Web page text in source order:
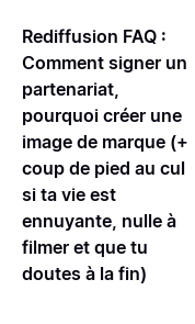
Rediffusion FAQ :
Comment signer un
partenariat,
pourquoi créer une
image de marque (+
coup de pied au cul
si ta vie est
ennuyante, nulle à
filmer et que tu
doutes à la fin)